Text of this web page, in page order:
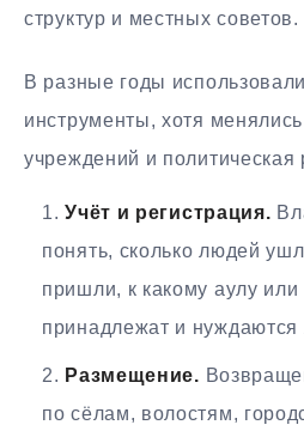
структур и местных советов.
В разные годы
инструменты, хотя
учреждений и политическая
Учёт и регистрация.
понять, сколько людей
пришли, к какому аулу или
принадлежат и
Размещение.
по сёлам, волостям,